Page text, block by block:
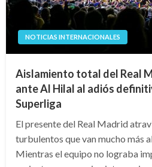
NOTICIAS INTERNACIONALES
Aislamiento total del Real
ante Al Hilal al adiós
Superliga
El presente del Real Madrid
turbulentos que van mucho más
Mientras el equipo no lograba